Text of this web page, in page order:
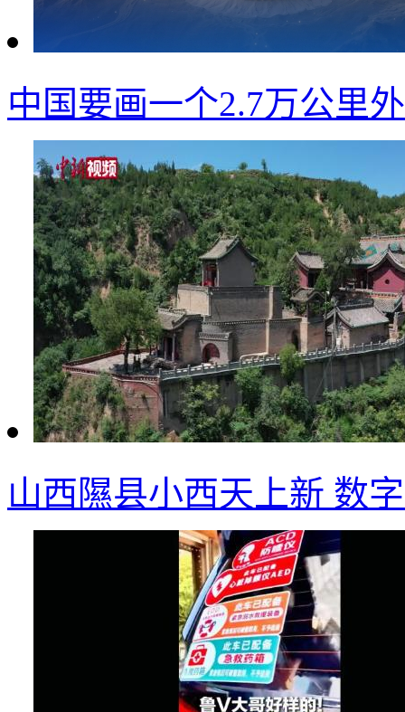
中国要画一个2.7万公里
山西隰县小西天上新 数